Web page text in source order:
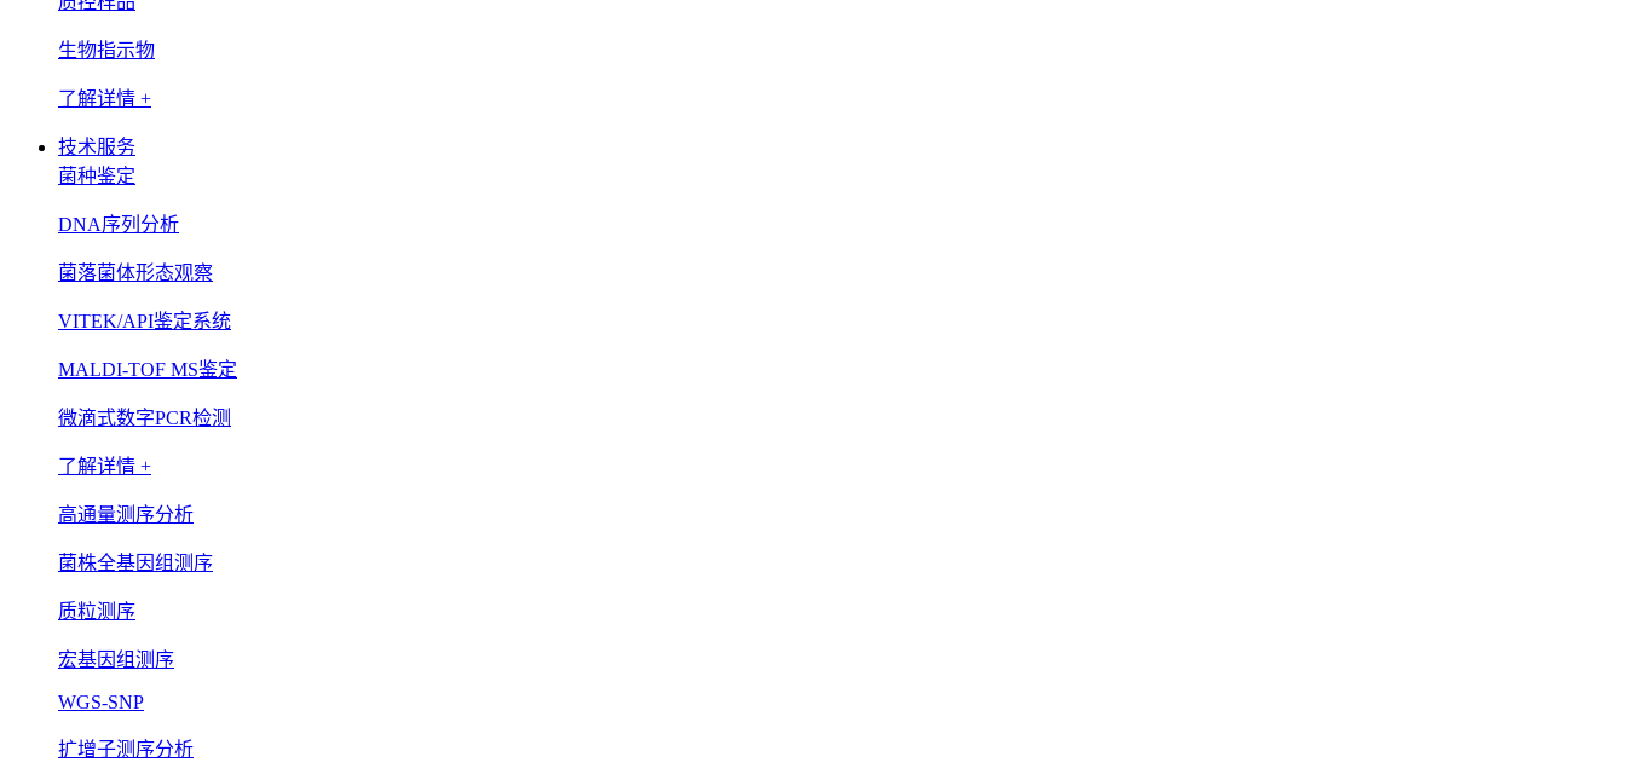
生物指示物
了解详情 +
技术服务
菌种鉴定
DNA序列分析
菌落菌体形态观察
VITEK/API鉴定系统
MALDI-TOF MS鉴定
微滴式数字PCR检测
了解详情 +
高通量测序分析
菌株全基因组测序
质粒测序
宏基因组测序
WGS-SNP
扩增子测序分析